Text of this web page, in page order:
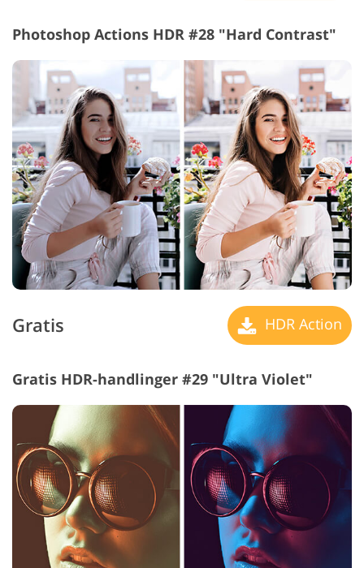
Photoshop Actions HDR #28 "Hard Contrast"
Gratis HDR Action
Gratis HDR-handlinger #29 "Ultra Violet"